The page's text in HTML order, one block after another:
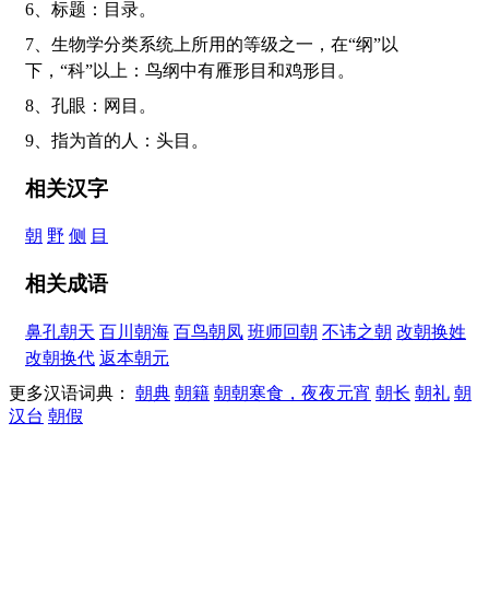
6、标题：目录。
7、生物学分类系统上所用的等级之一，在“纲”以
下，“科”以上：鸟纲中有雁形目和鸡形目。
8、孔眼：网目。
9、指为首的人：头目。
相关汉字
朝 野 侧 目
相关成语
鼻孔朝天 百川朝海 百鸟朝凤 班师回朝 不讳之朝 改朝换姓
改朝换代 返本朝元
更多汉语词典： 朝典 朝籍 朝朝寒食，夜夜元宵 朝长 朝礼 朝
汉台 朝假